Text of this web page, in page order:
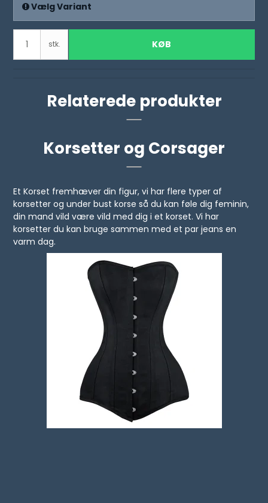
Vælg Variant
stk. KØB
Relaterede produkter
Korsetter og Corsager
Et Korset fremhæver din figur, vi har flere typer af
korsetter og under bust korse så du kan føle dig feminin,
din mand vild være vild med dig i et korset. Vi har
korsetter du kan bruge sammen med et par jeans en
varm dag.